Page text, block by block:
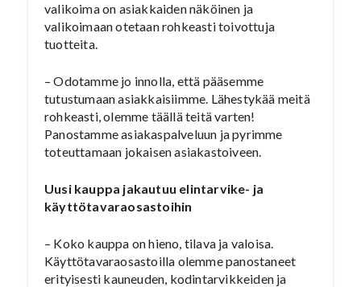
valikoima on asiakkaiden näköinen ja
valikoimaan otetaan rohkeasti toivottuja
tuotteita.
– Odotamme jo innolla, että pääsemme
tutustumaan asiakkaisiimme. Lähestykää meitä
rohkeasti, olemme täällä teitä varten!
Panostamme asiakaspalveluun ja pyrimme
toteuttamaan jokaisen asiakastoiveen.
Uusi kauppa jakautuu elintarvike- ja
käyttötavaraosastoihin
– Koko kauppa on hieno, tilava ja valoisa.
Käyttötavaraosastoilla olemme panostaneet
erityisesti kauneuden, kodintarvikkeiden ja